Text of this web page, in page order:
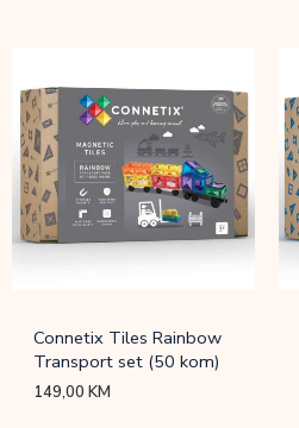
Connetix Tiles Rainbow
Transport set (50 kom)
149,00KM